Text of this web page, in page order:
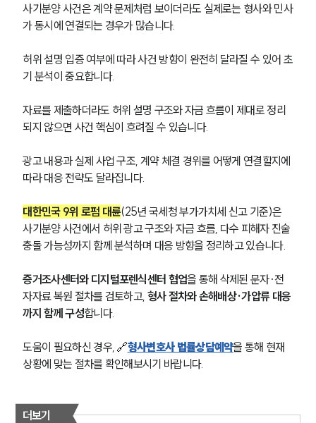
법률서식
뉴스레터/브로슈어
세미나
대륜법률상담예약
대륜법률상담예약
사기분양 사건은 계약 문제처럼 보이더라도 실제로는 형사와 민사
가 동시에 연결되는 경우가 많습니다.
허위 설명 입증 여부에 따라 사건 방향이 완전히 달라질 수 있어 초
기 분석이 중요합니다.
자료를 제출하더라도 허위 설명 구조와 자금 흐름이 제대로 정리
되지 않으면 사건 핵심이 흐려질 수 있습니다.
광고 내용과 실제 사업 구조, 계약 체결 경위를 어떻게 연결할지에
따라 대응 전략도 달라집니다.
대한민국 9위 로펌 대륜(25년 국세청 부가가치세 신고 기준)은
사기분양 사건에서 허위 광고 구조와 자금 흐름, 다수 피해자 진술
충돌 가능성까지 함께 분석하며 대응 방향을 정리하고 있습니다.
증거조사센터와 디지털포렌식센터 협업을 통해 삭제된 문자·전
자자료 복원 절차를 검토하고, 형사 절차와 손해배상·가압류 대응
까지 함께 구성합니다.
도움이 필요하신 경우, 🔗형사변호사 법률상담예약을 통해 현재
상황에 맞는 절차를 확인해보시기 바랍니다.
더보기